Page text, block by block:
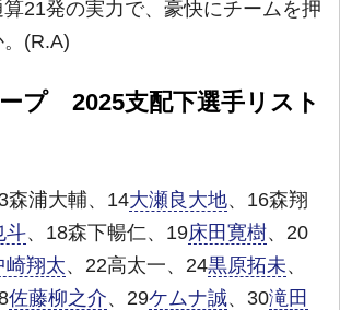
21発の実力で、豪快にチームを押
。(R.A)
プ 2025支配下選手リスト
森浦大輔、14大瀬良大地、16森翔
斗、18森下暢仁、19床田寛樹、20
崎翔太、22高太一、24黒原拓未、
佐藤柳之介、29ケムナ誠、30滝田